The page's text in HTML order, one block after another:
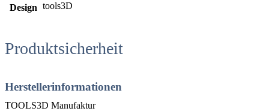
Design tools3D
Produktsicherheit
Herstellerinformationen
TOOLS3D Manufaktur